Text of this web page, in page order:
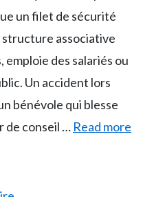
un filet de sécurité
associative
des salariés ou
Un accident lors
bénévole qui blesse
de conseil … Read more